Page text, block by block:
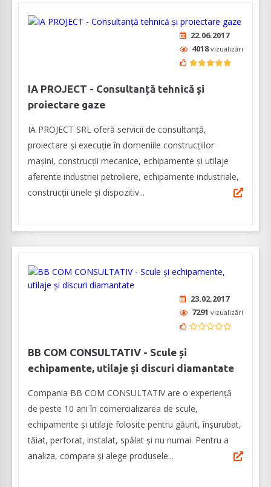
22.06.2017
4018vizualizări
IA PROJECT - Consultanță tehnică și
proiectare gaze
IA PROJECT SRL oferă servicii de consultanță,
proiectare și execuție în domeniile construcțiilor
mașini, construcții mecanice, echipamente și utilaje
aferente industriei petroliere, echipamente industriale,
construcții unele și dispozitiv...
23.02.2017
7291 vizualizări
BB COM CONSULTATIV - Scule și
echipamente, utilaje și discuri diamantate
Compania BB COM CONSULTATIV are o experiență
de peste 10 ani în comercializarea de scule,
echipamente și utilaje folosite pentru găurit, înșurubat,
tăiat, perforat, instalat, spălat și nu numai. Pentru a
analiza, compara și alege produsele...